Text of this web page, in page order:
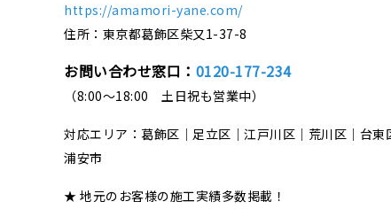
https://amamori-yane.com/
住所：東京都葛飾区柴又1-37-8
お問い合わせ窓口： 0120-177-234
（8:00～18:00 土日祝も営業中）
対応エリア：葛飾区｜足立区｜江戸川区｜荒川区｜台
浦安市
★ 地元のお客様の施工実績多数掲載！